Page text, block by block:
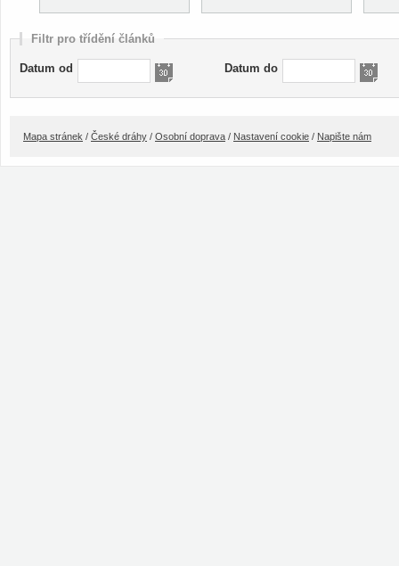
Filtr pro třídění článků
Datum od Datum do
Mapa stránek / České dráhy / Osobní doprava / Nastavení cookie / Napište nám